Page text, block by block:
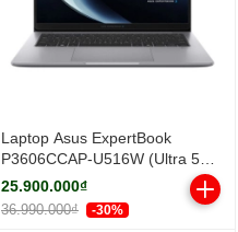
Laptop Asus ExpertBook
P3606CCAP-U516W (Ultra 5
225H/ 16GB/ 512GB SSD/ 16
inch WUXGA/ Win11/ Grey)
25.900.000₫
36.990.000₫ -30%